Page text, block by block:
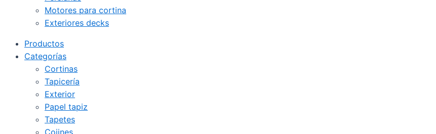
Motores para cortina
Exteriores decks
Productos
Categorías
Cortinas
Tapicería
Exterior
Papel tapiz
Tapetes
Cojines